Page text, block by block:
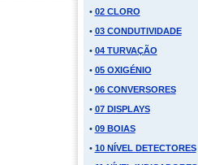
• 02 CLORO
• 03 CONDUTIVIDADE
• 04 TURVAÇÃO
• 05 OXIGÉNIO
• 06 CONVERSORES
• 07 DISPLAYS
• 09 BOIAS
• 10 NÍVEL DETECTORES